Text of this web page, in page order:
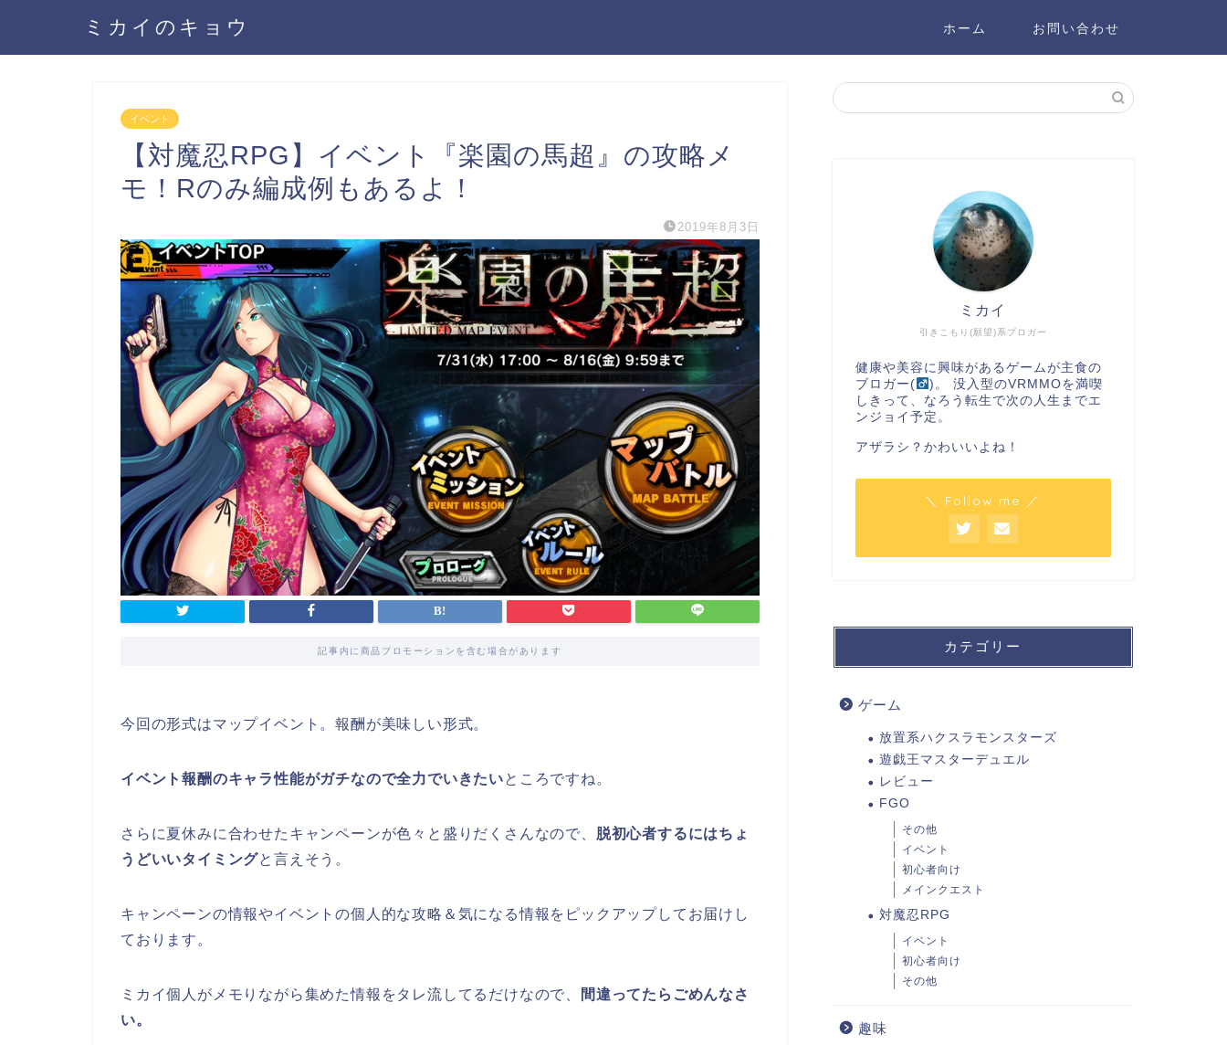
ミカイのキョウ ホーム お問い合わせ
イベント
【対魔忍RPG】イベント『楽園の馬超』の攻略メ
モ！Rのみ編成例もあるよ！
2019年8月3日
記事内に商品プロモーションを含む場合があります
今回の形式はマップイベント。報酬が美味しい形式。
イベント報酬のキャラ性能がガチなので全力でいきたいところですね。
さらに夏休みに合わせたキャンペーンが色々と盛りだくさんなので、 脱初心者するにはちょ
うどいいタイミングと言えそう。
キャンペーンの情報やイベントの個人的な攻略＆気になる情報をピックアップしてお届けし
ております。
ミカイ個人がメモりながら集めた情報をタレ流してるだけなので、
間違ってたらごめんなさ
い。
引きこもり(願望)系ブロガー
ミカイ
健康や美容に興味があるゲームが主食の
ブロガー(
)。 没入型のVRMMOを満喫
しきって、なろう転生で次の人生までエ
ンジョイ予定。
アザラシ？かわいいよね！
＼ Follow me ／
カテゴリー
ゲーム
放置系ハクスラモンスターズ
遊戯王マスターデュエル
レビュー
FGO
その他
イベント
初心者向け
メインクエスト
対魔忍RPG
イベント
初心者向け
その他
趣味